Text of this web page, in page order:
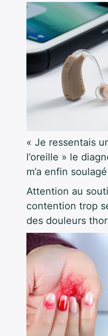
« Je ressentais
l’oreille » le
m’a enfin soulagé
Attention au
contention trop
des douleurs